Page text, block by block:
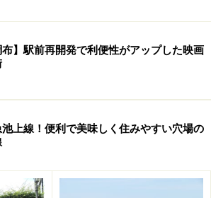
布】駅前再開発で利便性がアップした映画
上線！便利で美味しく住みやすい穴場の